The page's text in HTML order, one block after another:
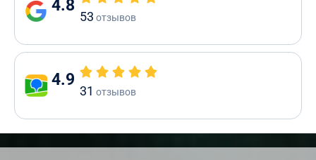
4.8
53 отзывов
4.9
31 отзывов